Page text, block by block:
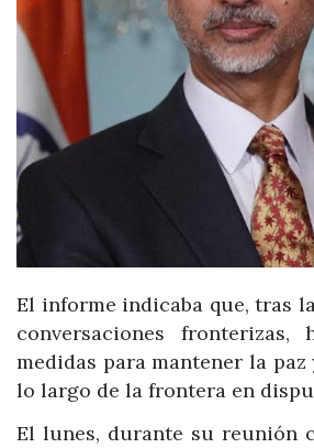
El informe indicaba que, tras
conversaciones fronterizas,
medidas para mantener la
lo largo de la frontera en
El lunes, durante su reunión